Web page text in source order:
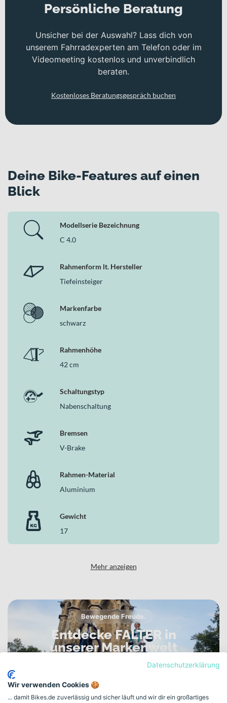
Persönliche Beratung
Unsicher bei der Auswahl? Lass dich von
unserem Fahrradexperten am Telefon oder im
Videomeeting kostenlos und unverbindlich
beraten.
Kostenloses Beratungsgespräch buchen
Deine Bike-Features auf einen
Blick
Modellserie Bezeichnung
C 4.0
Rahmenform lt. Hersteller
Tiefeinsteiger
Markenfarbe
schwarz
Rahmenhöhe
42 cm
Schaltungstyp
Nabenschaltung
Bremsen
V-Brake
Rahmen-Material
Aluminium
Gewicht
17
Mehr anzeigen
Bewegende Freude.
Entdecke FALTER in
unserer Markenwelt
VERLÄSSLICH. DURCHDACHT. GEMACHT FÜR DEN
Zur FALTER Markenwelt
Datenschutzerklärung
Wir verwenden Cookies 🍪
... damit Bikes.de zuverlässig und sicher läuft und wir dir ein großartiges